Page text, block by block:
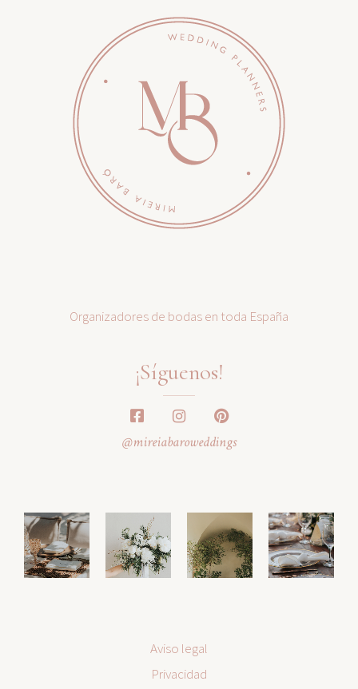
Organizadores de bodas en toda España
¡Síguenos!
@mireiabaroweddings
Aviso legal
Privacidad